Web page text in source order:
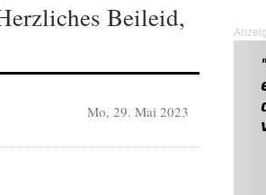
Beileid,
Mo, 29. Mai 2023